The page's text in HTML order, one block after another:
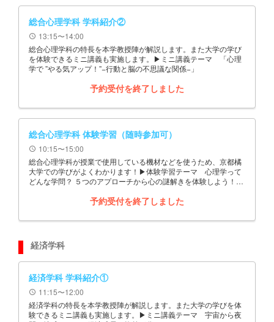
総合心理学科 学科紹介②
schedule 13:15〜14:00
総合心理学科の特長を本学教授陣が解説します。また大学の学び
を体験できるミニ講義も実施します。▶ミニ講義テーマ 「心理
学で ”やる気アップ！”−行動と脳の不思議な関係−」
予約受付を終了しました
総合心理学科 体験学習（随時参加可）
schedule 10:15〜15:00
総合心理学科が授業で使用している機材などを使うため、京都橘
大学での学びがよくわかります！▶体験学習テーマ 心理学って
どんな学問？ ５つのアプローチから心の謎解きを体験しよう！
予約受付を終了しました
経済学科
経済学科 学科紹介①
schedule 11:15〜12:00
経済学科の特長を本学教授陣が解説します。また大学の学びを体
験できるミニ講義も実施します。▶ミニ講義テーマ 宇宙から夜